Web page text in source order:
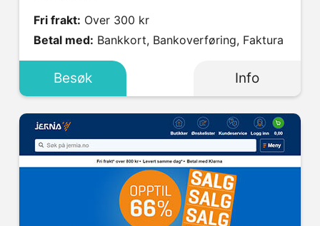
Fri frakt: Over 300 kr
Betal med: Bankkort, Bankoverføring, Faktura
Besøk Info